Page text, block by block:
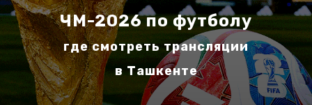
ЧМ-2026 по футболу
где смотреть трансляции
в Ташкенте